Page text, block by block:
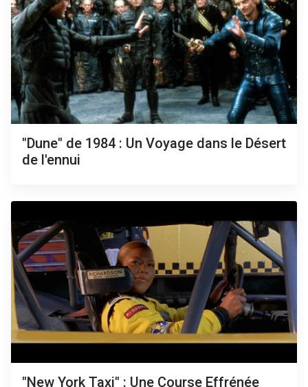
"Dune" de 1984 : Un Voyage dans le Désert
de l'ennui
"New York Taxi" : Une Course Effrénée